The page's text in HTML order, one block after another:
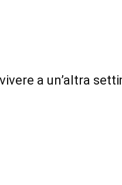
a un’altra